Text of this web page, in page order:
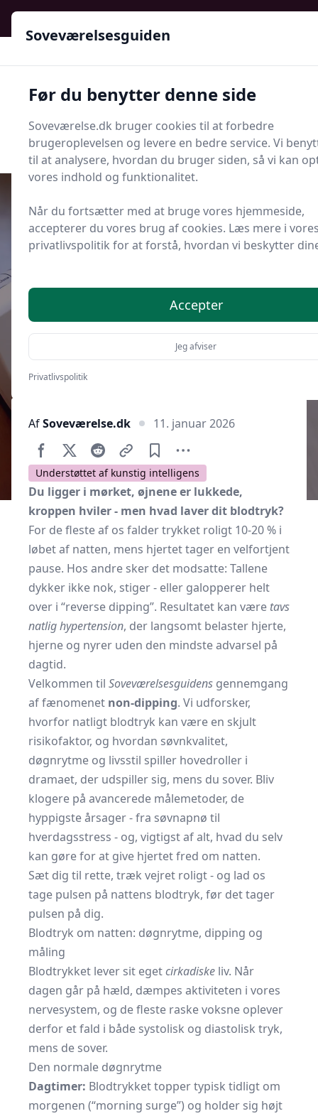
Soveværelsesguiden
Søg nu
Søg nu
Udgivet iSøvn og Sundhed
dipping og risikoen
AfSoveværelse.dk 11. januar 2026
Understøttet af kunstig intelligens
Du ligger i mørket, øjnene er lukkede,
kroppen hviler - men hvad laver dit blodtryk?
For de fleste af os falder trykket roligt 10-20 % i
løbet af natten, mens hjertet tager en velfortjent
pause. Hos andre sker det modsatte: Tallene
dykker ikke nok, stiger - eller galopperer helt
over i “reverse dipping”. Resultatet kan være tavs
natlig hypertension, der langsomt belaster hjerte,
hjerne og nyrer uden den mindste advarsel på
dagtid.
Velkommen til Soveværelsesguidens gennemgang
af fænomenet non-dipping. Vi udforsker,
hvorfor natligt blodtryk kan være en skjult
risikofaktor, og hvordan søvnkvalitet,
døgnrytme og livsstil spiller hovedroller i
dramaet, der udspiller sig, mens du sover. Bliv
klogere på avancerede målemetoder, de
hyppigste årsager - fra søvnapnø til
hverdagsstress - og, vigtigst af alt, hvad du selv
kan gøre for at give hjertet fred om natten.
Sæt dig til rette, træk vejret roligt - og lad os
tage pulsen på nattens blodtryk, før det tager
pulsen på dig.
Blodtryk om natten: døgnrytme, dipping og
måling
Blodtrykket lever sit egetcirkadiske liv. Når
dagen går på hæld, dæmpes aktiviteten i vores
nervesystem, og de fleste raske voksne oplever
derfor et fald i både systolisk og diastolisk tryk,
mens de sover.
Den normale døgnrytme
Dagtimer: Blodtrykket topper typisk tidligt om
morgenen (“morning surge”) og holder sig højt
Soveværelsesguiden
Før du benytter denne side
Soveværelse.dk bruger cookies til at forbedre
brugeroplevelsen og levere en bedre service. Vi
til at analysere, hvordan du bruger siden, så vi kan
vores indhold og funktionalitet.
Når du fortsætter med at bruge vores hjemmeside,
accepterer du vores brug af cookies. Læs mere i
privatlivspolitik for at forstå, hvordan vi beskytter
Accepter
Jeg afviser
Privatlivspolitik